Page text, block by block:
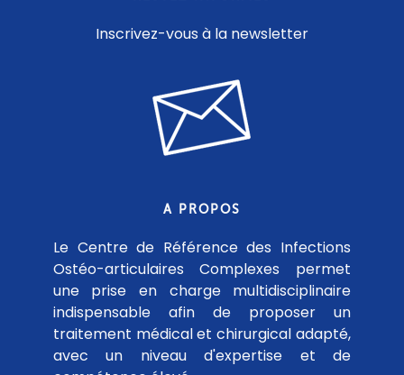
Inscrivez-vous à la newsletter
A PROPOS
Le Centre de Référence des Infections
Ostéo-articulaires Complexes permet
une prise en charge multidisciplinaire
indispensable afin de proposer un
traitement médical et chirurgical adapté,
avec un niveau d'expertise et de